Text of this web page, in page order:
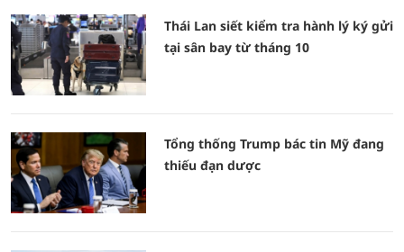
Thái Lan siết kiểm tra hành lý ký gửi
tại sân bay từ tháng 10
Tổng thống Trump bác tin Mỹ đang
thiếu đạn dược